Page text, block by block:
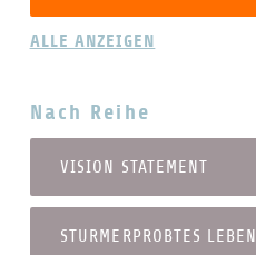
ALLE ANZEIGEN
Nach Reihe
VISION STATEMENT
STURMERPROBTES LEBEN